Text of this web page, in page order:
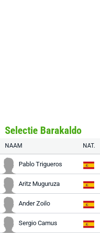
Selectie Barakaldo
NAAM NAT.
Pablo Trigueros
Aritz Muguruza
Ander Zoilo
Sergio Camus